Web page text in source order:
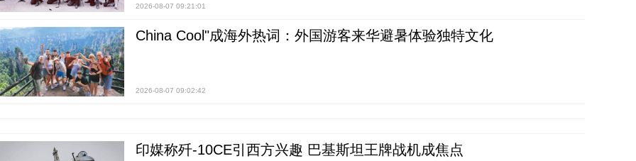
2026-08-07 09:21:01
China Cool"成海外热词：外国游客来华避暑体验独特文化
2026-08-07 09:02:42
印媒称歼-10CE引西方兴趣 巴基斯坦王牌战机成焦点